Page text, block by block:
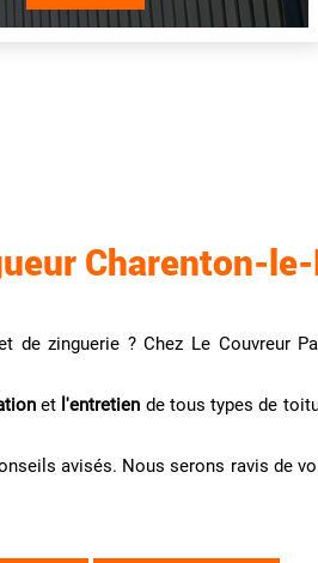
Charenton-
de zinguerie ? Chez Le Couvreur
et l'entretien de tous types de
avisés. Nous serons ravis de